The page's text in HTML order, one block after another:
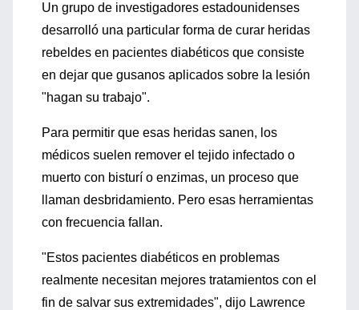
Un grupo de investigadores estadounidenses
desarrolló una particular forma de curar heridas
rebeldes en pacientes diabéticos que consiste
en dejar que gusanos aplicados sobre la lesión
"hagan su trabajo".
Para permitir que esas heridas sanen, los
médicos suelen remover el tejido infectado o
muerto con bisturí o enzimas, un proceso que
llaman desbridamiento. Pero esas herramientas
con frecuencia fallan.
"Estos pacientes diabéticos en problemas
realmente necesitan mejores tratamientos con el
fin de salvar sus extremidades", dijo Lawrence